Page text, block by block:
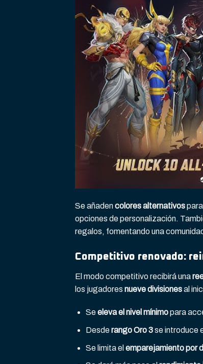
Se añadencolores alternativos
opciones de personalización.
regalos, fomentando una
Competitivo renovado:
El modo competitivo recibirá una
los jugadores nueve divisionesal
Seeleva el nivel mínimopara
Desderango Oro 3se introduce
Se limita el emparejamiento por